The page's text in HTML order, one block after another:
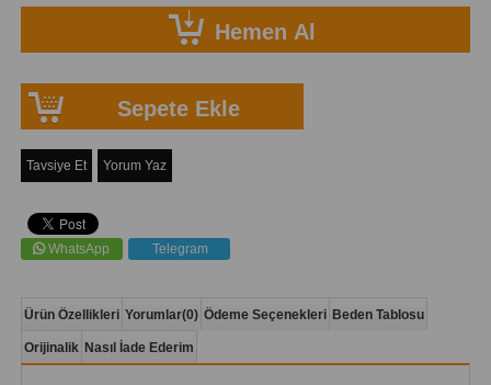
Tavsiye Et Yorum Yaz
WhatsApp Telegram
Ürün Özellikleri Yorumlar(0) Ödeme Seçenekleri Beden Tablosu
Orijinalik Nasıl İade Ederim